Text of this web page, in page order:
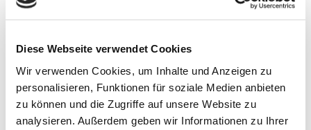
Diese Webseite verwendet Cookies
Wir verwenden Cookies, um Inhalte und Anzeigen zu
personalisieren, Funktionen für soziale Medien anbieten
zu können und die Zugriffe auf unsere Website zu
analysieren. Außerdem geben wir Informationen zu Ihrer